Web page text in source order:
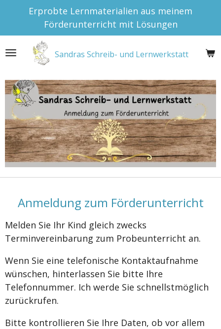
Hauptinhalt
springen
Sandras Schreib- und Lernwerkstatt
Erprobte Lernmaterialien aus meinem
Förderunterricht mit Lösungen
Anmeldung zum Förderunterricht
Melden Sie Ihr Kind gleich zwecks
Terminvereinbarung zum Probeunterricht an.
Wenn Sie eine telefonische Kontaktaufnahme
wünschen, hinterlassen Sie bitte Ihre
Telefonnummer. Ich werde Sie schnellstmöglich
zurückrufen.
Bitte kontrollieren Sie Ihre Daten, ob vor allem